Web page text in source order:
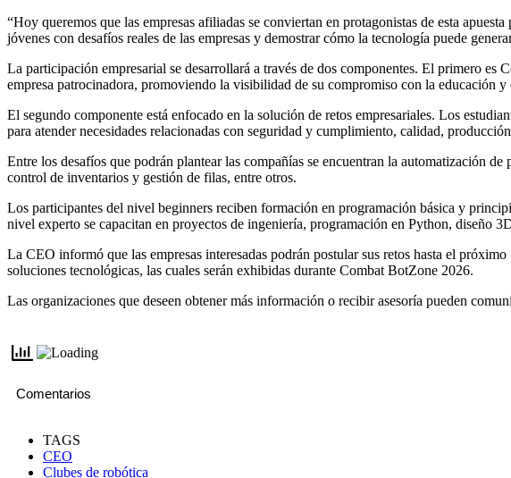
“Hoy queremos que las empresas afiliadas se conviertan en protagonistas de esta
jóvenes con desafíos reales de las empresas y demostrar cómo la tecnología puede
La participación empresarial se desarrollará a través de dos componentes. El primero
empresa patrocinadora, promoviendo la visibilidad de su compromiso con la educación
El segundo componente está enfocado en la solución de retos empresariales. Los
para atender necesidades relacionadas con seguridad y cumplimiento, calidad,
Entre los desafíos que podrán plantear las compañías se encuentran la automatización
control de inventarios y gestión de filas, entre otros.
Los participantes del nivel beginners reciben formación en programación básica y
nivel experto se capacitan en proyectos de ingeniería, programación en Python, diseño
La CEO informó que las empresas interesadas podrán postular sus retos hasta el
soluciones tecnológicas, las cuales serán exhibidas durante Combat BotZone 2026.
Las organizaciones que deseen obtener más información o recibir asesoría pueden
Comentarios
TAGS
CEO
Clubes de robótica